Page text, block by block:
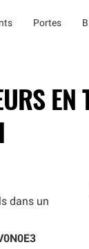
Portes
dans un